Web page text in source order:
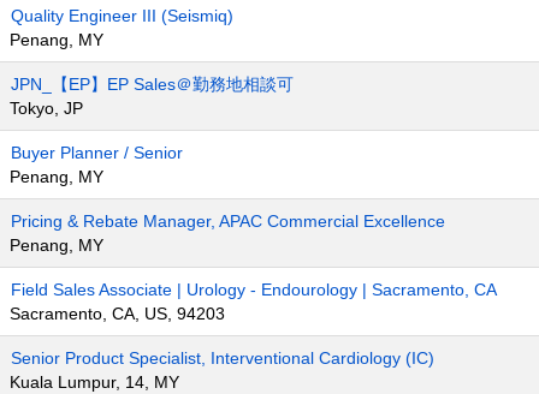
Quality Engineer III (Seismiq)
Penang, MY
JPN_【EP】EP Sales＠勤務地相談可
Tokyo, JP
Buyer Planner / Senior
Penang, MY
Pricing & Rebate Manager, APAC Commercial Excellence
Penang, MY
Field Sales Associate | Urology - Endourology | Sacramento, CA
Sacramento, CA, US, 94203
Senior Product Specialist, Interventional Cardiology (IC)
Kuala Lumpur, 14, MY